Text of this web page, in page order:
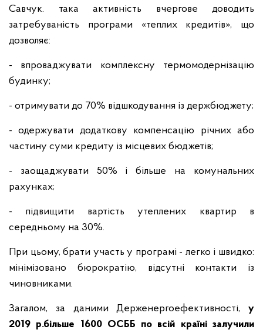
Савчук. така активність вчергове доводить
затребуваність програми «теплих кредитів», що
дозволяє:
- впроваджувати комплексну термомодернізацію
будинку;
- отримувати до 70% відшкодування із держбюджету;
- одержувати додаткову компенсацію річних або
частину суми кредиту із місцевих бюджетів;
- заощаджувати 50% і більше на комунальних
рахунках;
- підвищити вартість утеплених квартир в
середньому на 30%.
При цьому, брати участь у програмі - легко і швидко:
мінімізовано бюрократію, відсутні контакти із
чиновниками.
Загалом, за даними Держенергоефективності, у
2019 р.більше 1600 ОСББ по всій країні залучили